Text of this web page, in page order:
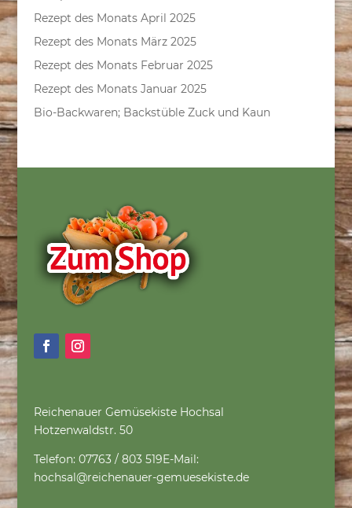
Rezept des Monats April 2025
Rezept des Monats März 2025
Rezept des Monats Februar 2025
Rezept des Monats Januar 2025
Bio-Backwaren; Backstüble Zuck und Kaun
Reichenauer Gemüsekiste Hochsal
Hotzenwaldstr. 50
Telefon: 07763 / 803 519E-Mail:
hochsal@reichenauer-gemuesekiste.de